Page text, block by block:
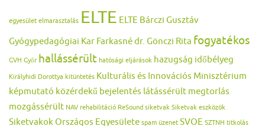
egyesület elmarasztalás ELTE ELTE Bárczi Gusztáv
Gyógypedagógiai Kar Farkasné dr. Gönczi Rita fogyatékos
GVH Győr hallássérült hatósági eljárások hazugság időbélyeg
Királyhidi Dorottya kitüntetés Kulturális és Innovációs Minisztérium
képmutató közérdekű bejelentés látássérült megtorlás
mozgássérült NAV rehabilitáció ReSound siketvak Siketvak eszközök
Siketvakok Országos Egyesülete spam üzenet SVOE SZTNH titkolás